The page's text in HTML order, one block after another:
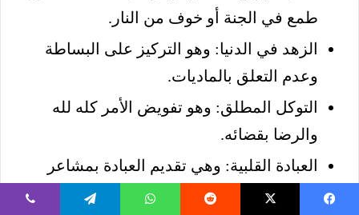
طمع في الجنة أو خوف من النار.
الزهد في الدنيا: وهو التركيز على البساطة
وعدم التعلق بالماديات.
التوكل المطلق: وهو تفويض الأمر كله لله
والرضا بقضائه.
العبادة القلبية: وهي تقديم العبادة بمشاعر
صادقة وخاشعة تنبع من القلب.